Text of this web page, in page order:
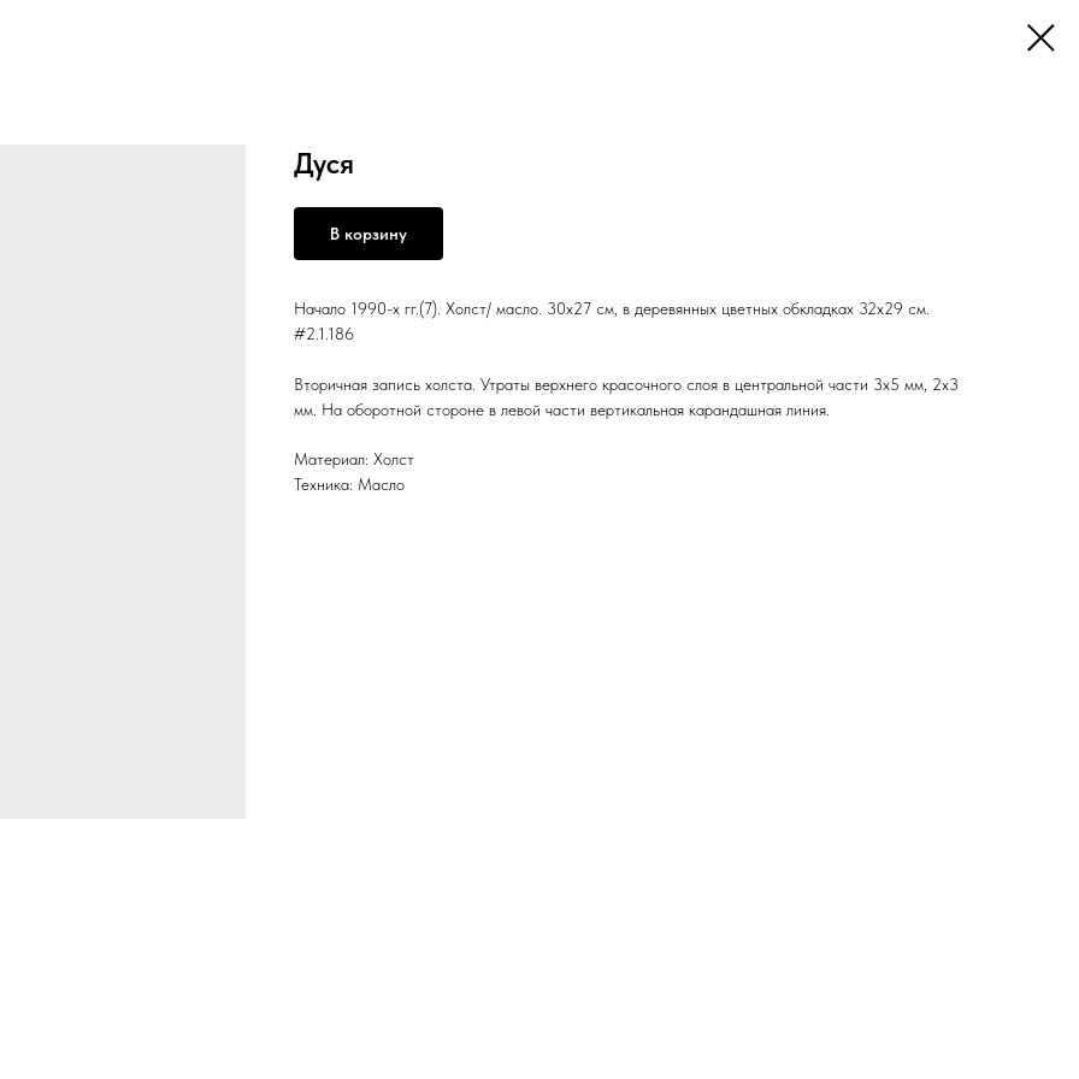
Дуся
В корзину
Начало 1990-х гг.(7). Холст/ масло. 30x27 см, в деревянных цветных обкладках 32x29 см.
#2.1.186
Вторичная запись холста. Утраты верхнего красочного слоя в центральной части 3x5 мм, 2x3
мм. На оборотной стороне в левой части вертикальная карандашная линия.
Материал: Холст
Техника: Масло